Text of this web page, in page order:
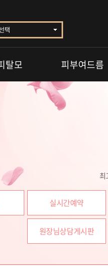
택
탈모 피부여드름
최
실시간예약
원장님상담게시판